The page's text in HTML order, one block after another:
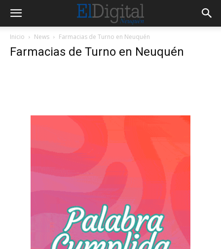
Inicio News Farmacias de Turno en Neuquén
Farmacias de Turno en Neuquén